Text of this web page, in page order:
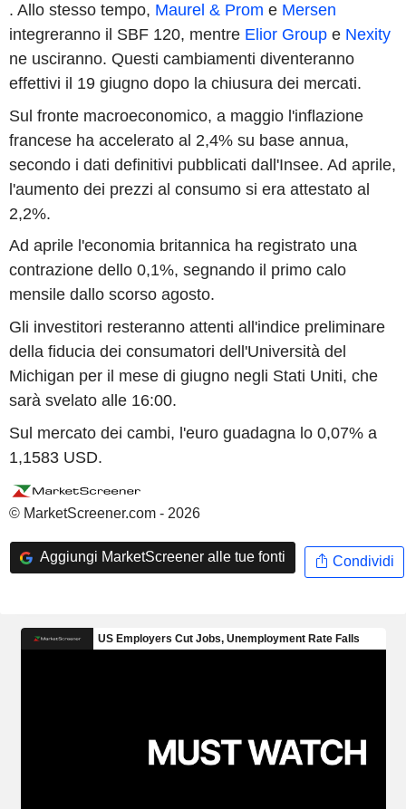
. Allo stesso tempo, Maurel & Prom e Mersen
integreranno il SBF 120, mentre Elior Group e Nexity
ne usciranno. Questi cambiamenti diventeranno
effettivi il 19 giugno dopo la chiusura dei mercati.
Sul fronte macroeconomico, a maggio l'inflazione
francese ha accelerato al 2,4% su base annua,
secondo i dati definitivi pubblicati dall'Insee. Ad aprile,
l'aumento dei prezzi al consumo si era attestato al
2,2%.
Ad aprile l'economia britannica ha registrato una
contrazione dello 0,1%, segnando il primo calo
mensile dallo scorso agosto.
Gli investitori resteranno attenti all'indice preliminare
della fiducia dei consumatori dell'Università del
Michigan per il mese di giugno negli Stati Uniti, che
sarà svelato alle 16:00.
Sul mercato dei cambi, l'euro guadagna lo 0,07% a
1,1583 USD.
© MarketScreener.com - 2026
Aggiungi MarketScreener alle tue fonti Condividi